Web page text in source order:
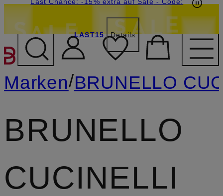
ZUM HAUPTINHALT
LAST15 Details
Marken/BRUNELLO
BRUNELLO
CUCINELLI